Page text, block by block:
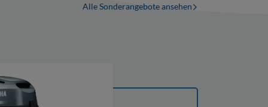
Alle Sonderangebote ansehen